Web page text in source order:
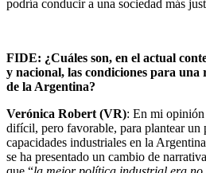
podría conducir a una sociedad más
FIDE: ¿Cuáles son, en el actual
y nacional, las condiciones para
de la Argentina?
Verónica Robert (VR): En mi
difícil, pero favorable, para plantear un
capacidades industriales en la
se ha presentado un cambio de